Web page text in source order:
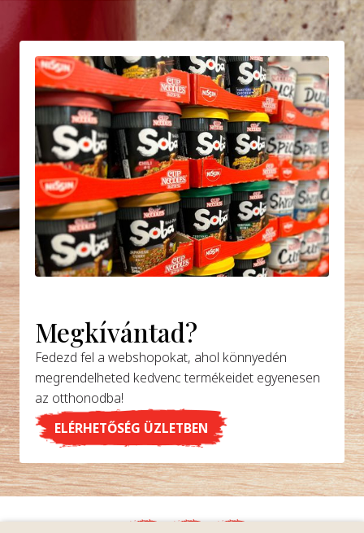
Megkívántad?
Fedezd fel a webshopokat, ahol könnyedén
megrendelheted kedvenc termékeidet egyenesen
az otthonodba!
ELÉRHETŐSÉG ÜZLETBEN